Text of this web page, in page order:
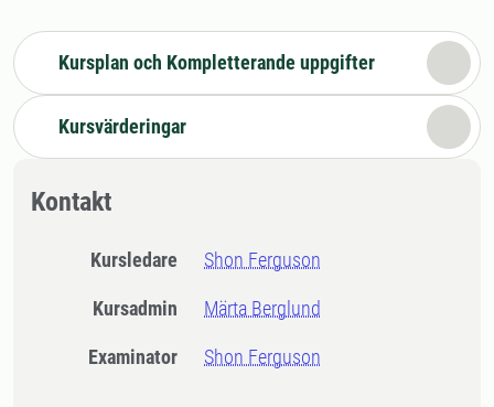
Kursplan och Kompletterande uppgifter
Kursvärderingar
Kontakt
Kursledare Shon Ferguson
Kursadmin Märta Berglund
Examinator Shon Ferguson